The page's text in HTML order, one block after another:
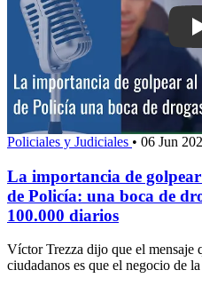
Policiales y Judiciales • 06 Jun
La importancia de
de Policía: una boca de
100.000 diarios
Víctor Trezza dijo que el mensaje
ciudadanos es que el negocio de